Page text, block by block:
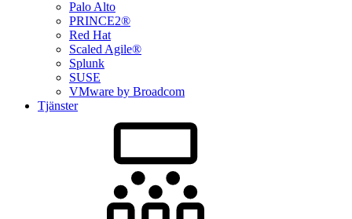
Palo Alto
PRINCE2®
Red Hat
Scaled Agile®
Splunk
SUSE
VMware by Broadcom
Tjänster